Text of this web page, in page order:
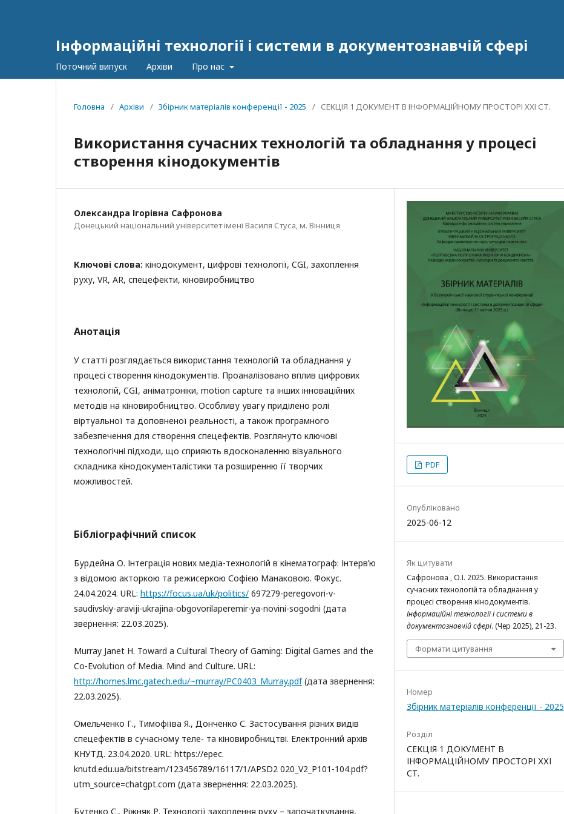
Інформаційні технології і системи в документознавчій сфері
Поточний випуск Архіви Про нас
Головна / Архіви / Збірник матеріалів конференції - 2025 / СЕКЦІЯ 1 ДОКУМЕНТ В ІНФОРМАЦІЙНОМУ ПРОСТОРІ ХХІ СТ.
Використання сучасних технологій та обладнання у процесі
створення кінодокументів
Олександра Ігорівна Сафронова
Донецький національний університет імені Василя Стуса, м. Вінниця
Ключові слова: кінодокумент, цифрові технології, CGI, захоплення
руху, VR, AR, спецефекти, кіновиробництво
Анотація
У статті розглядається використання технологій та обладнання у
процесі створення кінодокументів. Проаналізовано вплив цифрових
технологій, CGI, аніматроніки, motion capture та інших інноваційних
методів на кіновиробництво. Особливу увагу приділено ролі
віртуальної та доповненої реальності, а також програмного
забезпечення для створення спецефектів. Розглянуто ключові
технологічні підходи, що сприяють вдосконаленню візуального
складника кінодокументалістики та розширенню її творчих
можливостей.
Бібліографічний список
Бурдейна О. Інтеграція нових медіа-технологій в кінематограф: Інтерв’ю
з відомою акторкою та режисеркою Софією Манаковою. Фокус.
24.04.2024. URL: https://focus.ua/uk/politics/ 697279-peregovori-v-
saudivskiy-araviji-ukrajina-obgovorilaperemir-ya-novini-sogodni (дата
звернення: 22.03.2025).
Murray Janet H. Toward a Cultural Theory of Gaming: Digital Games and the
Co-Evolution of Media. Mind and Culture. URL:
http://homes.lmc.gatech.edu/~murray/PC0403_Murray.pdf(дата звернення:
22.03.2025).
Омельченко Г., Тимофіїва Я., Донченко С. Застосування різних видів
спецефектів в сучасному теле- та кіновиробництві. Електронний архів
КНУТД. 23.04.2020. URL: https://epec.
knutd.edu.ua/bitstream/123456789/16117/1/APSD2 020_V2_P101-104.pdf?
utm_source=chatgpt.com (дата звернення: 22.03.2025).
Бутенко С., Ріжняк Р. Технології захоплення руху – започаткування,
PDF
Опубліковано
2025-06-12
Як цитувати
Сафронова , О.І. 2025. Використання
сучасних технологій та обладнання у
процесі створення кінодокументів.
Інформаційні технології і системи в
документознавчій сфері. (Чер 2025), 21-23.
Формати цитування
Номер
Збірник матеріалів конференції - 2025
Розділ
СЕКЦІЯ 1 ДОКУМЕНТ В
ІНФОРМАЦІЙНОМУ ПРОСТОРІ ХХІ
СТ.